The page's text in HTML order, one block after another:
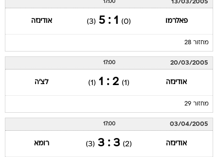
13/03/2005
17:00
פאלרמו (0)
1 : 5
(3) אודינזה
מחזור 28
20/03/2005
17:00
אודינזה (1)
2 : 1
(1) לצ'ה
מחזור 29
03/04/2005
17:00
אודינזה (2)
3 : 3
(3) רומא